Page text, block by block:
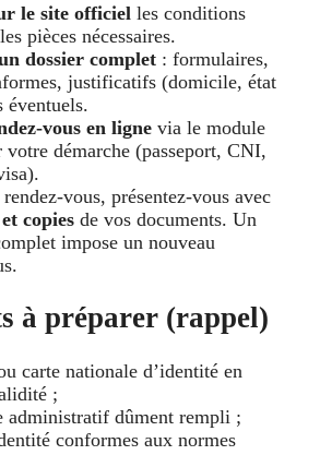
le site officiel les conditions
pièces nécessaires.
dossier complet : formulaires,
justificatifs (domicile, état
vous en ligne via le module
votre démarche (passeport, CNI,
vous, présentez-vous avec
copies de vos documents. Un
impose un nouveau
à préparer (rappel)
carte nationale d’identité en
;
administratif dûment rempli ;
conformes aux normes